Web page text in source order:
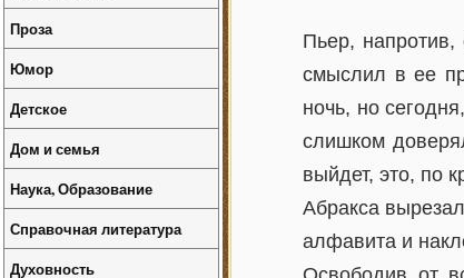
Пьер,
смыслил в ее
ночь, но
слишком
выйдет, это, по
Абракса
алфавита и
Проза
Юмор
Детское
Дом и семья
Наука, Образование
Справочная литература
Духовность